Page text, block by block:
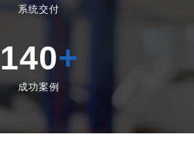
系统交付
140+
成功案例